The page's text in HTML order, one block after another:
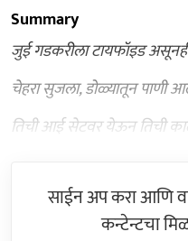
Summary
जुई गडकरीला टायफॉइड
चेहरा सुजला, डोळ्यातून पाणी
तिची आई सेटवर येऊन तिची
साईन अप करा आणि
कन्टेन्टचा